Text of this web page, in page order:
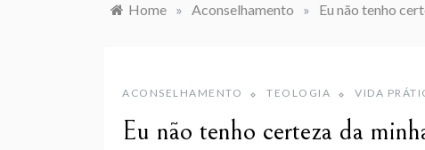
Home » Aconselhamento » Eu não tenho
ACONSELHAMENTO TEOLOGIA VIDA
Eu não tenho certeza da